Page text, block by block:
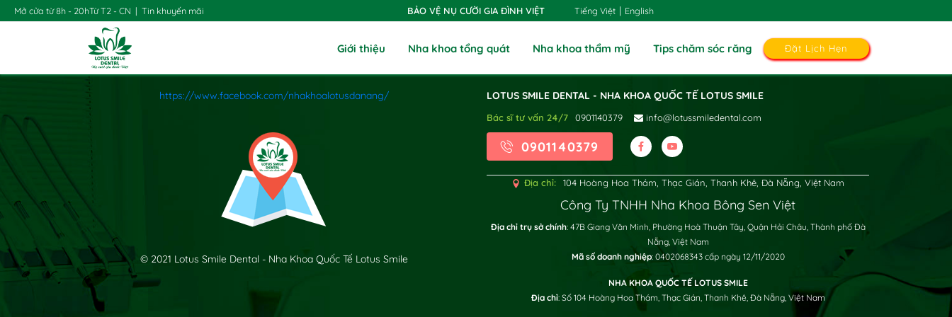
Mở cửa từ 8h - 20hTừ T2 - CN | Tin khuyến mãi BẢO VỆ NỤ CƯỜI GIA ĐÌNH VIỆT Tiếng Việt | English
Giới thiệu Nha khoa tổng quát Nha khoa thẩm mỹ Tips chăm sóc răng Đặt Lịch Hẹn
https://www.facebook.com/nhakhoalotusdanang/
© 2021 Lotus Smile Dental - Nha Khoa Quốc Tế Lotus Smile
LOTUS SMILE DENTAL - NHA KHOA QUỐC TẾ LOTUS SMILE
Bác sĩ tư vấn 24/7 0901140379 info@lotussmiledental.com
0901140379
Địa chỉ: 104 Hoàng Hoa Thám, Thạc Gián, Thanh Khê, Đà Nẵng, Việt Nam
Công Ty TNHH Nha Khoa Bông Sen Việt
Địa chỉ trụ sở chính: 47B Giang Văn Minh, Phường Hoà Thuận Tây, Quận Hải Châu, Thành phố Đà
Nẵng, Việt Nam
Mã số doanh nghiệp: 0402068343 cấp ngày 12/11/2020
NHA KHOA QUỐC TẾ LOTUS SMILE
Địa chỉ: Số 104 Hoàng Hoa Thám, Thạc Gián, Thanh Khê, Đà Nẵng, Việt Nam
x